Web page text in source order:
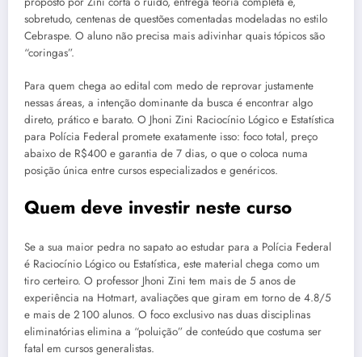
sobretudo, centenas de questões comentadas modeladas no estilo
Cebraspe. O aluno não precisa mais adivinhar quais tópicos são
“coringas”.
Para quem chega ao edital com medo de reprovar justamente
nessas áreas, a intenção dominante da busca é encontrar algo
direto, prático e barato. O Jhoni Zini Raciocínio Lógico e Estatística
para Polícia Federal promete exatamente isso: foco total, preço
abaixo de R$400 e garantia de 7 dias, o que o coloca numa
posição única entre cursos especializados e genéricos.
Quem deve investir neste curso
Se a sua maior pedra no sapato ao estudar para a Polícia Federal
é Raciocínio Lógico ou Estatística, este material chega como um
tiro certeiro. O professor Jhoni Zini tem mais de 5 anos de
experiência na Hotmart, avaliações que giram em torno de 4.8/5
e mais de 2 100 alunos. O foco exclusivo nas duas disciplinas
eliminatórias elimina a “poluição” de conteúdo que costuma ser
fatal em cursos generalistas.